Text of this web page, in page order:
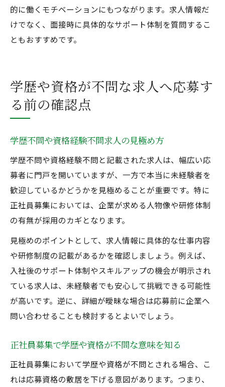
的に働くモチベーションにもつながります。求人情報だ
けでなく、面接時に具体的なサポート体制を質問するこ
ともおすすめです。
学歴や資格が不問な求人へ応募す
る前の確認点
学歴不問や資格経験不問求人の見極め方
学歴不問や資格経験不問と記載された求人は、幅広い応
募者に門戸を開いていますが、一方で本当に未経験者を
歓迎しているかどうかを見極めることが重要です。特に
正社員募集においては、企業が求める人物像や研修体制
の有無が採用のカギとなります。
見極めのポイントとして、求人情報に具体的な仕事内容
や研修制度の記載があるかを確認しましょう。例えば、
入社後のサポート体制やスキルアップの機会が明示され
ている求人は、未経験者でも安心して挑戦できる可能性
が高いです。逆に、詳細が曖昧な場合は応募前に企業へ
問い合わせることも検討するとよいでしょう。
正社員募集で学歴や資格が不問な意味を知る
正社員募集において学歴や資格が不問とされる場合、こ
れは応募資格の敷居を下げる意図があります。つまり、